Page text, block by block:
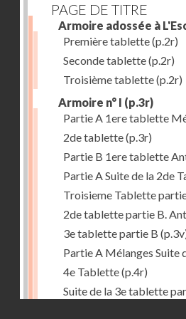
PAGE DE TITRE
Armoire adossée à
Première tablette(p.2r)
Seconde tablette(p.2r)
Troisième tablette(p.2r)
Armoire n° I (p.3r)
Partie A 1ere tablette
2de tablette(p.3r)
Partie B 1ere tablette
Partie A Suite de la 2de
Troisieme Tablette
2de tablette partie B.
3e tablette partie B
Partie A Mélanges Suite
4e Tablette(p.4r)
Suite de la 3e tablette